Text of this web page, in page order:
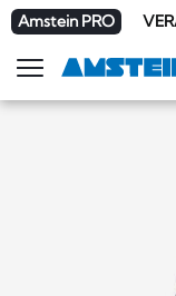
Amstein PRO
Navigation
zeigen